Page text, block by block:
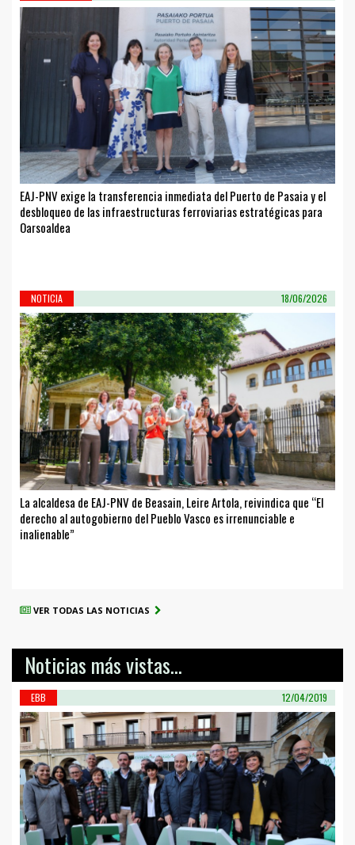
EAJ-PNV exige la transferencia inmediata del Puerto de Pasaia y el
desbloqueo de las infraestructuras ferroviarias estratégicas para
Oarsoaldea
NOTICIA 18/06/2026
La alcaldesa de EAJ-PNV de Beasain, Leire Artola, reivindica que “El
derecho al autogobierno del Pueblo Vasco es irrenunciable e
inalienable”
VER TODAS LAS NOTICIAS
Noticias más vistas...
EBB 12/04/2019